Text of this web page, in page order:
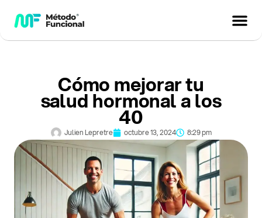
Cómo mejorar tu
salud hormonal a los
40
Julien Lepretre octubre 13, 2024 8:29 pm